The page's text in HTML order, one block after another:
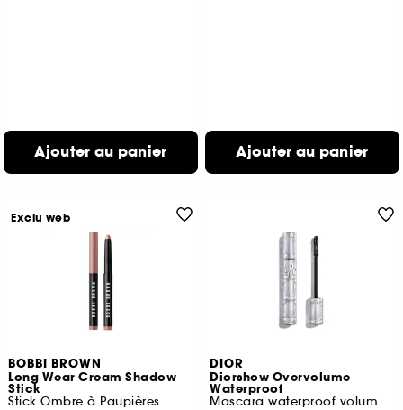
Ajouter au panier Ajouter au panier
BOBBI BROWN
Long Wear Cream Shadow
Stick
Stick Ombre à Paupières
Exclu web
DIOR
Diorshow Overvolume
Waterproof
Mascara waterproof volume extrême 48 h